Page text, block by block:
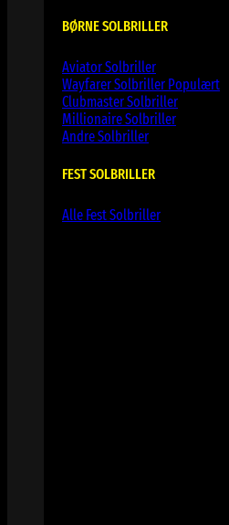
BØRNE SOLBRILLER
Aviator Solbriller
Wayfarer Solbriller
Clubmaster Solbriller
Millionaire Solbriller
Andre Solbriller
FEST SOLBRILLER
Alle Fest Solbriller